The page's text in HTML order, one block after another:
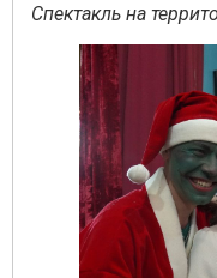
Спектакль на